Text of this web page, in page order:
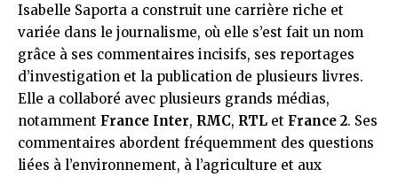
Isabelle Saporta a construit une carrière riche et
variée dans le journalisme, où elle s’est fait un nom
grâce à ses commentaires incisifs, ses reportages
d’investigation et la publication de plusieurs livres.
Elle a collaboré avec plusieurs grands médias,
notamment France Inter, RMC, RTL et France 2. Ses
commentaires abordent fréquemment des questions
liées à l’environnement, à l’agriculture et aux